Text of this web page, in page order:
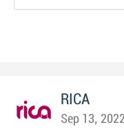
RICA
Sep 13,